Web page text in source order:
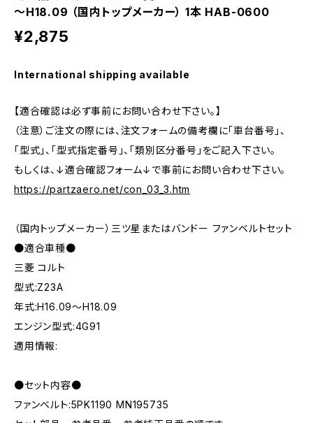
～H18.09 （国内トップメーカー） 1本 HAB-0600
¥2,875
International shipping available
【適合確認は必ず事前にお問い合わせ下さい。】
（注意）ご注文の際には、注文フォームの備考欄に「車台番号」、
「型式」、「型式指定番号」、「類別区分番号」をご記入下さい。
もしくは、↓適合確認フォーム↓で事前にお問い合わせ下さい。
https://partzaero.net/con_03_3.htm
（国内トップメーカー）三ツ星またはバンドー ファンベルトセット
●適合車種●
三菱 コルト
型式:Z23A
年式:H16.09～H18.09
エンジン型式:4G91
適用情報:
●セット内容●
ファンベルト:5PK1190 MN195735